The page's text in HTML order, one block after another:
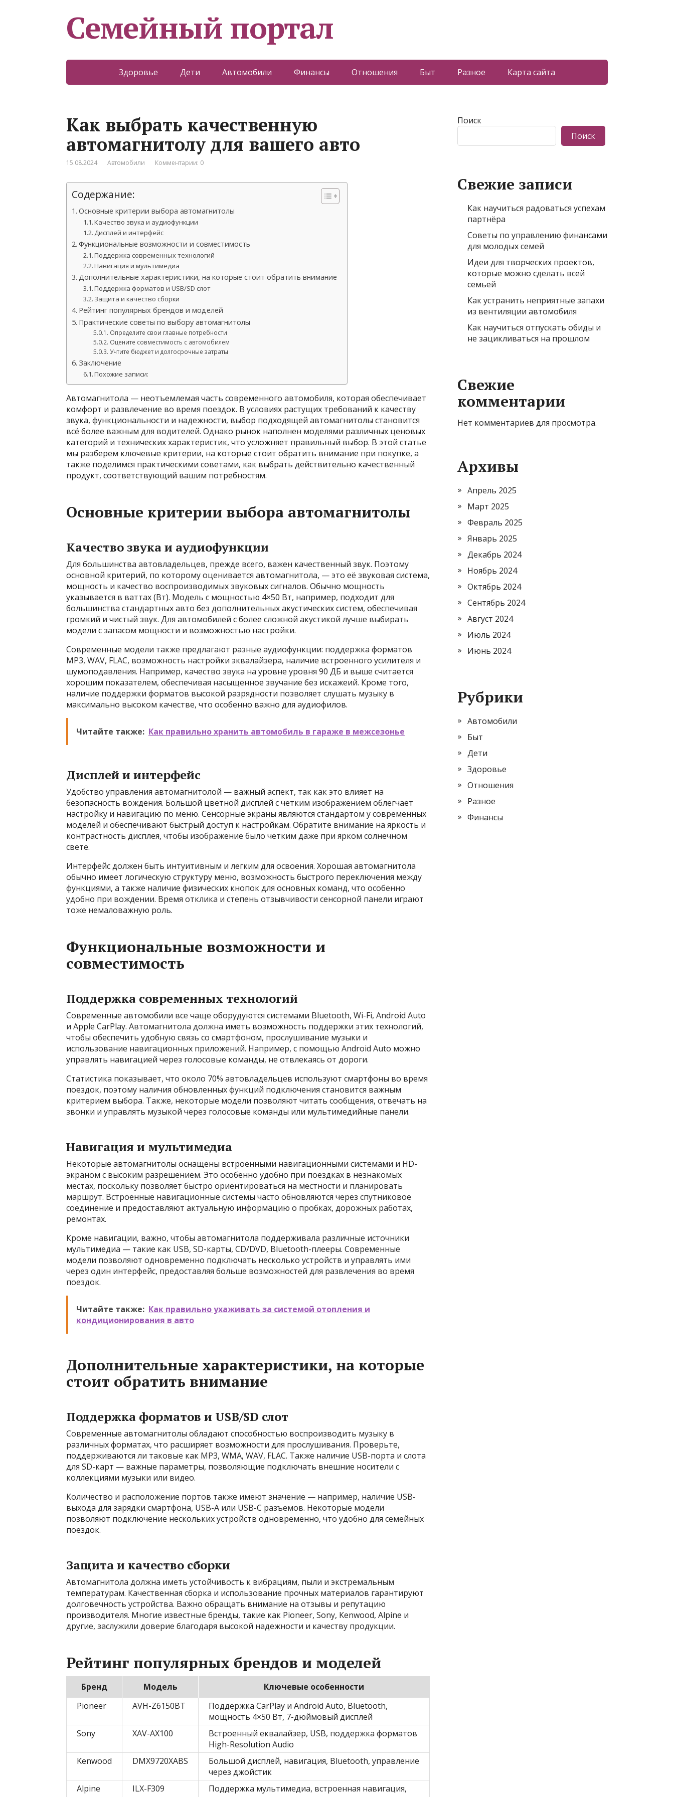
Семейный портал
Здоровье Дети Автомобили Финансы Отношения Быт Разное Карта сайта
Как выбрать качественную
автомагнитолу для вашего авто
15.08.2024 Автомобили Комментарии: 0
Содержание:
Основные критерии выбора автомагнитолы
Качество звука и аудиофункции
Дисплей и интерфейс
Функциональные возможности и совместимость
Поддержка современных технологий
Навигация и мультимедиа
Дополнительные характеристики, на которые стоит обратить внимание
Поддержка форматов и USB/SD слот
Защита и качество сборки
Рейтинг популярных брендов и моделей
Практические советы по выбору автомагнитолы
Определите свои главные потребности
Оцените совместимость с автомобилем
Учтите бюджет и долгосрочные затраты
Заключение
Похожие записи:
Автомагнитола — неотъемлемая часть современного автомобиля, которая обеспечивает
комфорт и развлечение во время поездок. В условиях растущих требований к качеству
звука, функциональности и надежности, выбор подходящей автомагнитолы становится
всё более важным для водителей. Однако рынок наполнен моделями различных ценовых
категорий и технических характеристик, что усложняет правильный выбор. В этой статье
мы разберем ключевые критерии, на которые стоит обратить внимание при покупке, а
также поделимся практическими советами, как выбрать действительно качественный
продукт, соответствующий вашим потребностям.
Основные критерии выбора автомагнитолы
Качество звука и аудиофункции
Для большинства автовладельцев, прежде всего, важен качественный звук. Поэтому
основной критерий, по которому оценивается автомагнитола, — это её звуковая система,
мощность и качество воспроизводимых звуковых сигналов. Обычно мощность
указывается в ваттах (Вт). Модель с мощностью 4×50 Вт, например, подходит для
большинства стандартных авто без дополнительных акустических систем, обеспечивая
громкий и чистый звук. Для автомобилей с более сложной акустикой лучше выбирать
модели с запасом мощности и возможностью настройки.
Современные модели также предлагают разные аудиофункции: поддержка форматов
MP3, WAV, FLAC, возможность настройки эквалайзера, наличие встроенного усилителя и
шумоподавления. Например, качество звука на уровне уровня 90 ДБ и выше считается
хорошим показателем, обеспечивая насыщенное звучание без искажеий. Кроме того,
наличие поддержки форматов высокой разрядности позволяет слушать музыку в
максимально высоком качестве, что особенно важно для аудиофилов.
Читайте также: Как правильно хранить автомобиль в гараже в межсезонье
Дисплей и интерфейс
Удобство управления автомагнитолой — важный аспект, так как это влияет на
безопасность вождения. Большой цветной дисплей с четким изображением облегчает
настройку и навигацию по меню. Сенсорные экраны являются стандартом у современных
моделей и обеспечивают быстрый доступ к настройкам. Обратите внимание на яркость и
контрастность дисплея, чтобы изображение было четким даже при ярком солнечном
свете.
Интерфейс должен быть интуитивным и легким для освоения. Хорошая автомагнитола
обычно имеет логическую структуру меню, возможность быстрого переключения между
функциями, а также наличие физических кнопок для основных команд, что особенно
удобно при вождении. Время отклика и степень отзывчивости сенсорной панели играют
тоже немаловажную роль.
Функциональные возможности и
совместимость
Поддержка современных технологий
Современные автомобили все чаще оборудуются системами Bluetooth, Wi-Fi, Android Auto
и Apple CarPlay. Автомагнитола должна иметь возможность поддержки этих технологий,
чтобы обеспечить удобную связь со смартфоном, прослушивание музыки и
использование навигационных приложений. Например, с помощью Android Auto можно
управлять навигацией через голосовые команды, не отвлекаясь от дороги.
Статистика показывает, что около 70% автовладельцев используют смартфоны во время
поездок, поэтому наличия обновленных функций подключения становится важным
критерием выбора. Также, некоторые модели позволяют читать сообщения, отвечать на
звонки и управлять музыкой через голосовые команды или мультимедийные панели.
Навигация и мультимедиа
Некоторые автомагнитолы оснащены встроенными навигационными системами и HD-
экраном с высоким разрешением. Это особенно удобно при поездках в незнакомых
местах, поскольку позволяет быстро ориентироваться на местности и планировать
маршрут. Встроенные навигационные системы часто обновляются через спутниковое
соединение и предоставляют актуальную информацию о пробках, дорожных работах,
ремонтах.
Кроме навигации, важно, чтобы автомагнитола поддерживала различные источники
мультимедиа — такие как USB, SD-карты, CD/DVD, Bluetooth-плееры. Современные
модели позволяют одновременно подключать несколько устройств и управлять ими
через один интерфейс, предоставляя больше возможностей для развлечения во время
поездок.
Читайте также: Как правильно ухаживать за системой отопления и
кондиционирования в авто
Дополнительные характеристики, на которые
стоит обратить внимание
Поддержка форматов и USB/SD слот
Современные автомагнитолы обладают способностью воспроизводить музыку в
различных форматах, что расширяет возможности для прослушивания. Проверьте,
поддерживаются ли таковые как MP3, WMA, WAV, FLAC. Также наличие USB-порта и слота
для SD-карт — важные параметры, позволяющие подключать внешние носители с
коллекциями музыки или видео.
Количество и расположение портов также имеют значение — например, наличие USB-
выхода для зарядки смартфона, USB-A или USB-C разъемов. Некоторые модели
позволяют подключение нескольких устройств одновременно, что удобно для семейных
поездок.
Защита и качество сборки
Автомагнитола должна иметь устойчивость к вибрациям, пыли и экстремальным
температурам. Качественная сборка и использование прочных материалов гарантируют
долговечность устройства. Важно обращать внимание на отзывы и репутацию
производителя. Многие известные бренды, такие как Pioneer, Sony, Kenwood, Alpine и
другие, заслужили доверие благодаря высокой надежности и качеству продукции.
Рейтинг популярных брендов и моделей
Бренд Модель
Ключевые особенности
Pioneer
AVH-Z6150BT
Поддержка CarPlay и Android Auto, Bluetooth,
мощность 4×50 Вт, 7-дюймовый дисплей
Sony
XAV-AX100
Встроенный еквалайзер, USB, поддержка форматов
High-Resolution Audio
Kenwood
DMX9720XABS
Большой дисплей, навигация, Bluetooth, управление
через джойстик
Alpine
ILX-F309
Поддержка мультимедиа, встроенная навигация,
Поиск
Поиск
Свежие записи
Как научиться радоваться успехам
партнёра
Советы по управлению финансами
для молодых семей
Идеи для творческих проектов,
которые можно сделать всей
семьей
Как устранить неприятные запахи
из вентиляции автомобиля
Как научиться отпускать обиды и
не зацикливаться на прошлом
Свежие
комментарии
Нет комментариев для просмотра.
Архивы
Апрель 2025
Март 2025
Февраль 2025
Январь 2025
Декабрь 2024
Ноябрь 2024
Октябрь 2024
Сентябрь 2024
Август 2024
Июль 2024
Июнь 2024
Рубрики
Автомобили
Быт
Дети
Здоровье
Отношения
Разное
Финансы